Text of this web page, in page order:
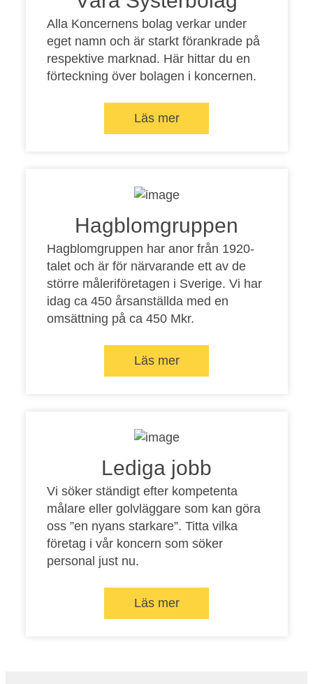
Alla Koncernens bolag verkar under
eget namn och är starkt förankrade på
respektive marknad. Här hittar du en
förteckning över bolagen i koncernen.
Läs mer
Hagblomgruppen
Hagblomgruppen har anor från 1920-
talet och är för närvarande ett av de
större måleriföretagen i Sverige. Vi har
idag ca 450 årsanställda med en
omsättning på ca 450 Mkr.
Läs mer
Lediga jobb
Vi söker ständigt efter kompetenta
målare eller golvläggare som kan göra
oss ”en nyans starkare”. Titta vilka
företag i vår koncern som söker
personal just nu.
Läs mer